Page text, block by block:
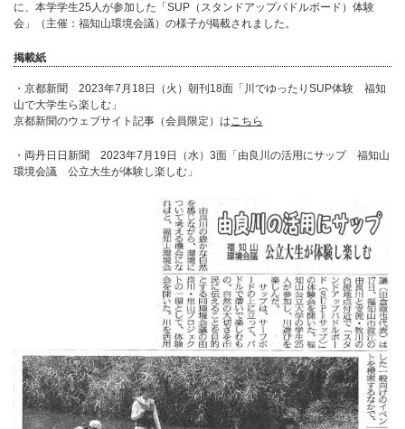
に、本学学生25人が参加した「SUP（スタンドアップパドルボード）体験
会」（主催：福知山環境会議）の様子が掲載されました。
掲載紙
・京都新聞 2023年7月18日（火）朝刊18面「川でゆったりSUP体験 福知
山で大学生ら楽しむ」
京都新聞のウェブサイト記事（会員限定）はこちら
・両丹日日新聞 2023年7月19日（水）3面「由良川の活用にサップ 福知山
環境会議 公立大生が体験し楽しむ」